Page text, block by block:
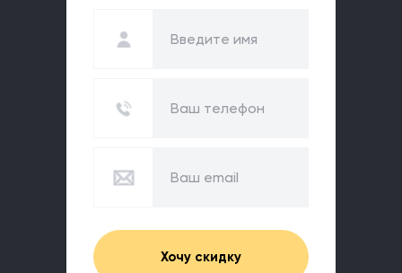
Хочу скидку